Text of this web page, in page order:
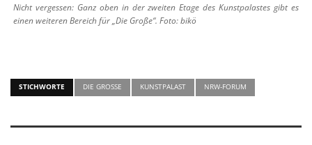
Nicht vergessen: Ganz oben in der zweiten Etage des Kunstpalastes gibt es
einen weiteren Bereich für „Die Große“. Foto: bikö
STICHWORTE DIE GROSSE KUNSTPALAST NRW-FORUM